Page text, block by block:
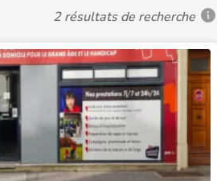
2 résultats de recherche